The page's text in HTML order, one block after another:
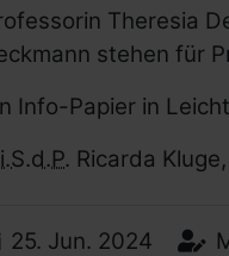
Theresia
stehen für
Info-Papier in
Ricarda
Datum:
25. Jun. 2024